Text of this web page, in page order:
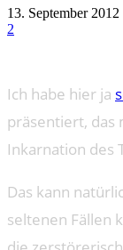
13. September 2012
2
Ich habe hier ja
präsentiert, das
Inkarnation des
Das kann
seltenen Fällen